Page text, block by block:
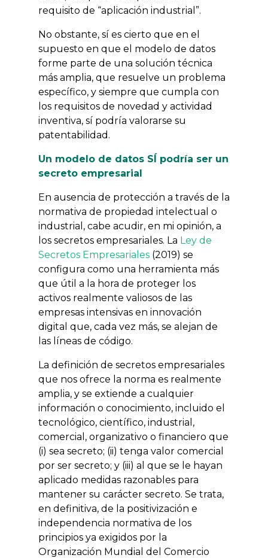
requisito de “aplicación industrial”.
No obstante, sí es cierto que en el
supuesto en que el modelo de datos
forme parte de una solución técnica
más amplia, que resuelve un problema
específico, y siempre que cumpla con
los requisitos de novedad y actividad
inventiva, sí podría valorarse su
patentabilidad.
Un modelo de datos SÍ podría ser un
secreto empresarial
En ausencia de protección a través de la
normativa de propiedad intelectual o
industrial, cabe acudir, en mi opinión, a
los secretos empresariales. La Ley de
Secretos Empresariales (2019) se
configura como una herramienta más
que útil a la hora de proteger los
activos realmente valiosos de las
empresas intensivas en innovación
digital que, cada vez más, se alejan de
las líneas de código.
La definición de secretos empresariales
que nos ofrece la norma es realmente
amplia, y se extiende a cualquier
información o conocimiento, incluido el
tecnológico, científico, industrial,
comercial, organizativo o financiero que
(i) sea secreto; (ii) tenga valor comercial
por ser secreto; y (iii) al que se le hayan
aplicado medidas razonables para
mantener su carácter secreto. Se trata,
en definitiva, de la positivización e
independencia normativa de los
principios ya exigidos por la
Organización Mundial del Comercio